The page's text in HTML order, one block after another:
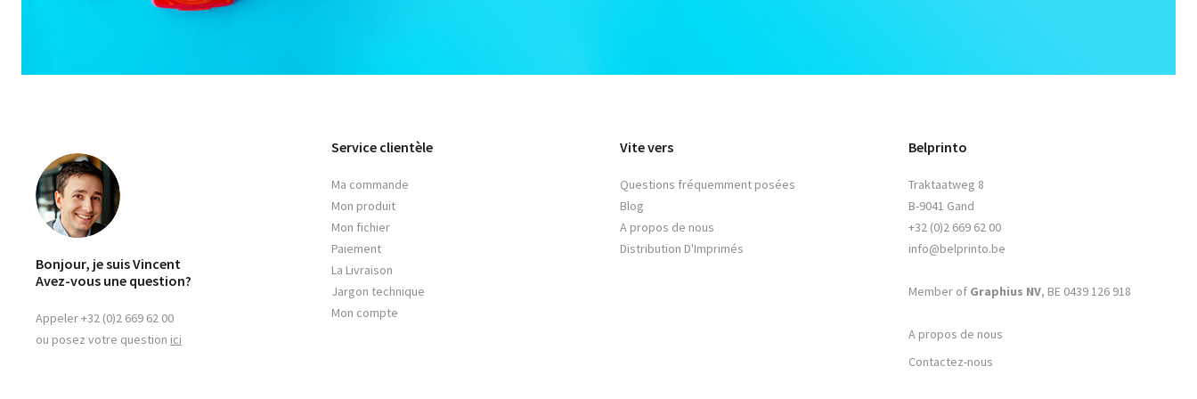
Bonjour, je suis Vincent
Avez-vous une question?
Appeler +32 (0)2 669 62 00
ou posez votre question ici
Service clientèle
Ma commande
Mon produit
Mon fichier
Paiement
La Livraison
Jargon technique
Mon compte
Vite vers
Questions fréquemment posées
Blog
A propos de nous
Distribution D'Imprimés
Belprinto
Traktaatweg 8
B-9041 Gand
+32 (0)2 669 62 00
info@belprinto.be
Member of Graphius NV, BE 0439 126 918
A propos de nous
Contactez-nous